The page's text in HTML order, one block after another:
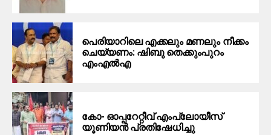
പെരിയാറിലെ എക്കലും മണലും നീക്കം
ചെയ്യണം: ഷിബു തെക്കുംപുറം
എംഎൽഎ
കോ- ഓപ്പറേറ്റീവ് എംപ്ലോയീസ്
യൂണിയൻ പ്രതിഷേധിച്ചു